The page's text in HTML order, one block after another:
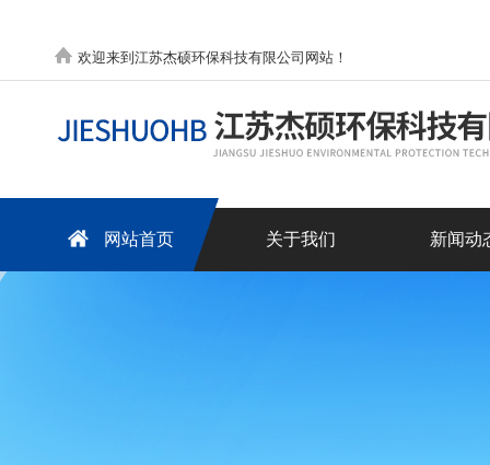
欢迎来到江苏杰硕环保科技有限公司网站！
网站首页 关于我们 新闻动